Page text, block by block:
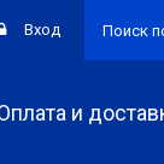
Вход
и